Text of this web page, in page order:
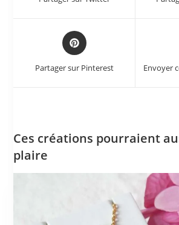
Partager sur Pinterest Envoyer
Ces créations pourraient
plaire